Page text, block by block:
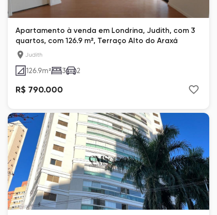
Apartamento à venda em Londrina, Judith, com 3
quartos, com 126.9 m², Terraço Alto do Araxá
Judith
126.9m² 3 2
R$ 790.000